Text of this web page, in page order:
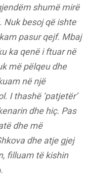
shumë mirë
Nuk besoj që ishte
pasur qejf. Mbaj
ka qenë i ftuar në
më pëlqeu dhe
në një
I thashë ‘patjetër’
dhe hiç. Pas
dhe më
dhe atje gjej
filluam të kishin